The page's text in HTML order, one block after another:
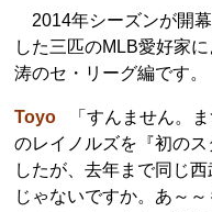
2014年シーズンが開
した三匹のMLB愛好家
涛のセ・リーグ編です。
Toyo 「すんません。
のレイノルズを『初の
したが、去年まで同じ
じゃないですか。あ～